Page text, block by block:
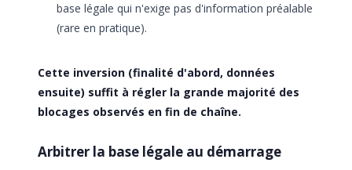
base légale qui n'exige pas d'information préalable
(rare en pratique).
Cette inversion (finalité d'abord, données
ensuite) suffit à régler la grande majorité des
blocages observés en fin de chaîne.
Arbitrer la base légale au démarrage